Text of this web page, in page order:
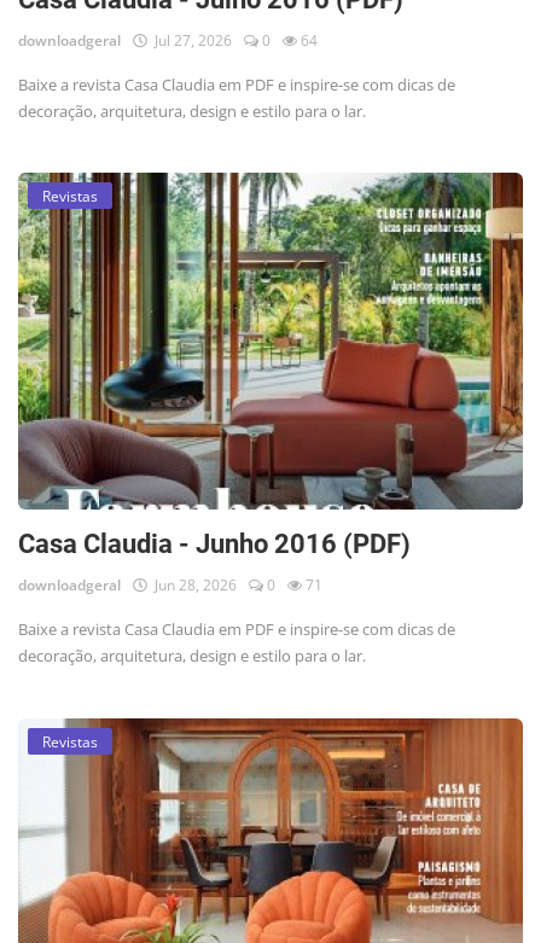
downloadgeral Jul 27, 2026 0 64
Baixe a revista Casa Claudia em PDF e inspire-se com dicas de
decoração, arquitetura, design e estilo para o lar.
Revistas
Casa Claudia - Junho 2016 (PDF)
downloadgeral Jun 28, 2026 0 71
Baixe a revista Casa Claudia em PDF e inspire-se com dicas de
decoração, arquitetura, design e estilo para o lar.
Revistas